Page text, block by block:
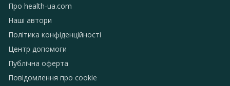
Про health-ua.com
Наші автори
Політика конфіденційності
Центр допомоги
Публічна оферта
Повідомлення про сookie